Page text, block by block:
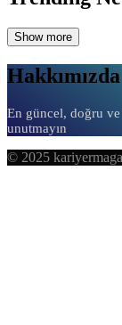
Show more
Hakkımızda
En güncel, doğru
unutmayın
© 2025